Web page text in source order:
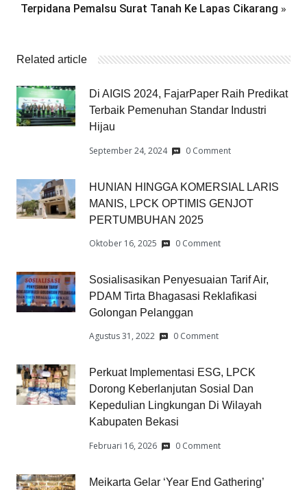
Terpidana Pemalsu Surat Tanah Ke Lapas Cikarang »
Related article
Di AIGIS 2024, FajarPaper Raih Predikat
Terbaik Pemenuhan Standar Industri
Hijau
September 24, 2024 0 Comment
HUNIAN HINGGA KOMERSIAL LARIS
MANIS, LPCK OPTIMIS GENJOT
PERTUMBUHAN 2025
Oktober 16, 2025 0 Comment
Sosialisasikan Penyesuaian Tarif Air,
PDAM Tirta Bhagasasi Reklafikasi
Golongan Pelanggan
Agustus 31, 2022 0 Comment
Perkuat Implementasi ESG, LPCK
Dorong Keberlanjutan Sosial Dan
Kepedulian Lingkungan Di Wilayah
Kabupaten Bekasi
Februari 16, 2026 0 Comment
Meikarta Gelar ‘Year End Gathering’